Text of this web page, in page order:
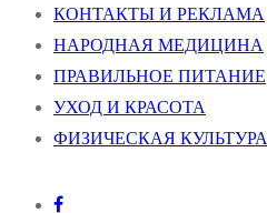
КОНТАКТЫ И РЕКЛАМА
НАРОДНАЯ МЕДИЦИНА
ПРАВИЛЬНОЕ ПИТАНИЕ
УХОД И КРАСОТА
ФИЗИЧЕСКАЯ КУЛЬТУРА